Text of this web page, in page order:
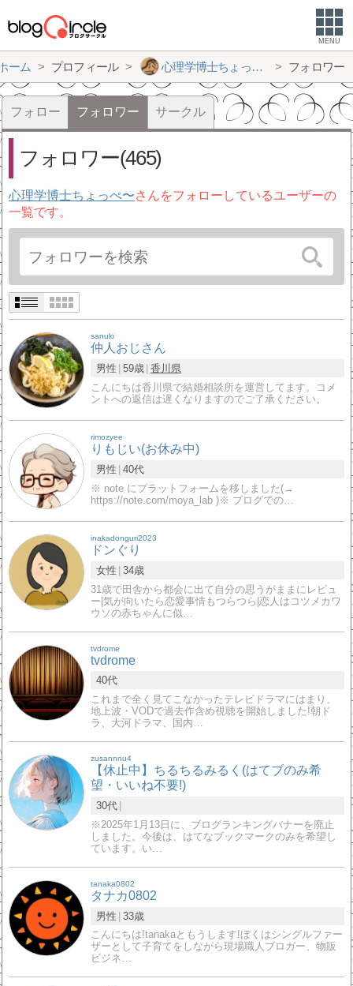
MENU
ーム プロフィール 心理学博士ちょっぺ〜 フォロワー
フォロー フォロワー サークル
フォロワー(465)
心理学博士ちょっぺ〜さんをフォローしているユーザーの
一覧です。
sanuki
仲人おじさん
男性 59歳 香川県
こんにちは香川県で結婚相談所を運営してます。コメ
ントへの返信は遅くなりますのでご了承ください。
rimozyee
りもじい(お休み中)
男性 40代
※ note にプラットフォームを移しました(→
https://note.com/moya_lab )※ ブログでの…
inakadonguri2023
ドンぐり
女性 34歳
31歳で田舎から都会に出て自分の思うがままにレビュ
ー|気が向いたら恋愛事情もつらつら|恋人はコツメカワ
ウソの赤ちゃんに似…
tvdrome
tvdrome
40代
これまで全く見てこなかったテレビドラマにはまり、
地上波・VODで過去作含め視聴を開始しました!朝ド
ラ、大河ドラマ、国内…
zusannnu4
【休止中】ちるちるみるく(はてブのみ希
望・いいね不要!)
30代
※2025年1月13日に、ブログランキングバナーを廃止
しました。今後は、はてなブックマークのみを希望し
ています。い…
tanaka0802
タナカ0802
男性 33歳
こんにちは!tanakaともうします!ぼくはシングルファー
ザーとして子育てをしながら現場職人ブロガー、物販
ビジネ…